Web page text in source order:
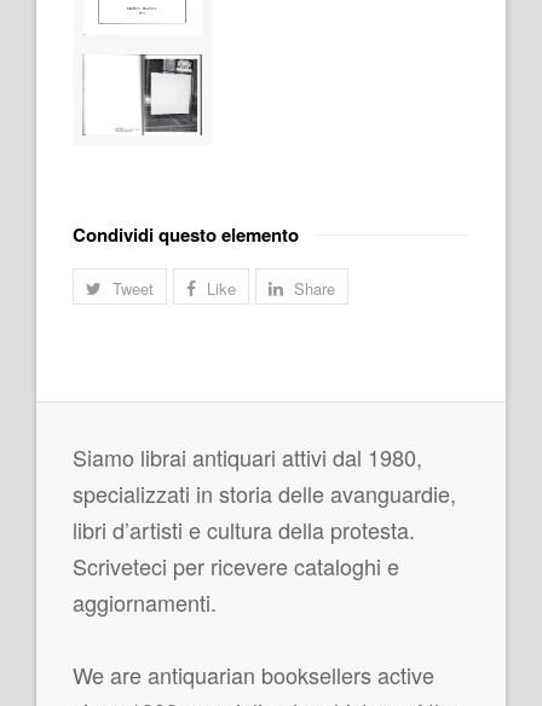
Condividi questo elemento
Tweet Like Share
Siamo librai antiquari attivi dal 1980,
specializzati in storia delle avanguardie,
libri d’artisti e cultura della protesta.
Scriveteci per ricevere cataloghi e
aggiornamenti.
We are antiquarian booksellers active